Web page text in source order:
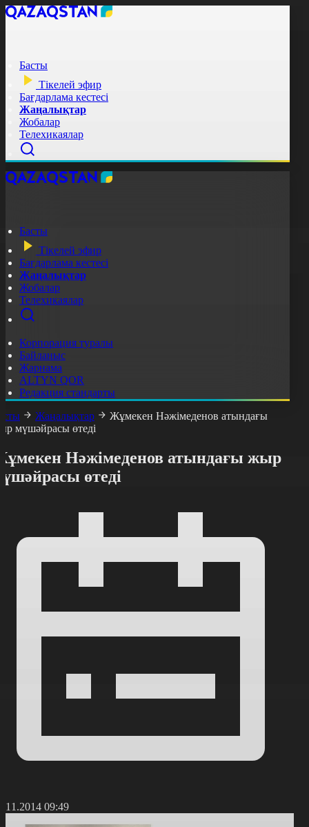
Басты
Тікелей эфир
Бағдарлама кестесі
Жаңалықтар
Жобалар
Телехикаялар
Басты
Тікелей эфир
Бағдарлама кестесі
Жаңалықтар
Жобалар
Телехикаялар
Корпорация туралы
Байланыс
Жарнама
ALTYN QOR
Редакция стандарты
Жаңалықтар
Жұмекен Нәжімеденов атындағы
мүшәйрасы өтеді
Нәжімеденов атындағы жыр
өтеді
09:49